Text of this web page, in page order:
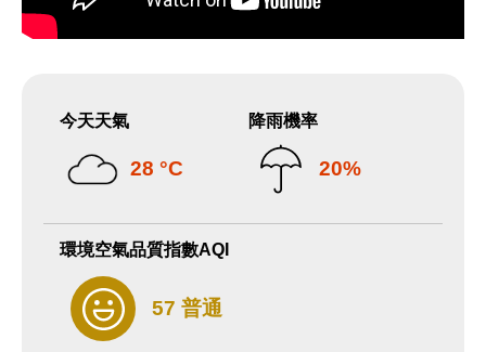
今天天氣
28 °C
降雨機率
20%
環境空氣品質指數AQI
57 普通